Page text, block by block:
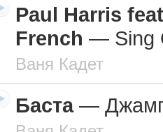
Paul Harris
French — Sing
Ваня Кадет
Баста—